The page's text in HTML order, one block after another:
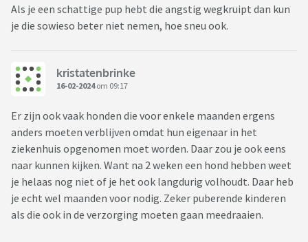
Als je een schattige pup hebt die angstig wegkruipt dan kun
je die sowieso beter niet nemen, hoe sneu ook.
kristatenbrinke
16-02-2024om 09:17
Er zijn ook vaak honden die voor enkele maanden ergens
anders moeten verblijven omdat hun eigenaar in het
ziekenhuis opgenomen moet worden. Daar zou je ook eens
naar kunnen kijken. Want na 2 weken een hond hebben weet
je helaas nog niet of je het ook langdurig volhoudt. Daar heb
je echt wel maanden voor nodig. Zeker puberende kinderen
als die ook in de verzorging moeten gaan meedraaien.